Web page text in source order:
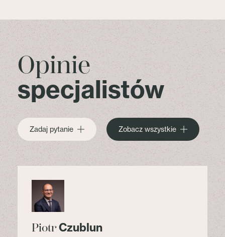
Opinie
specjalistów
Zadaj pytanie Zobacz wszystkie
PiotrCzublun